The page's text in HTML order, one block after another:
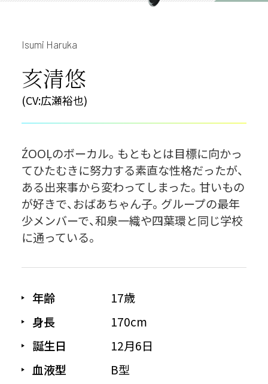
Isumi Haruka
亥清悠
(CV:広瀬裕也)
ŹOOĻのボーカル。もともとは目標に向かっ
てひたむきに努力する素直な性格だったが、
ある出来事から変わってしまった。甘いもの
が好きで、おばあちゃん子。グループの最年
少メンバーで、和泉一織や四葉環と同じ学校
に通っている。
年齢
17歳
身長
170cm
誕生日
12月6日
血液型
B型